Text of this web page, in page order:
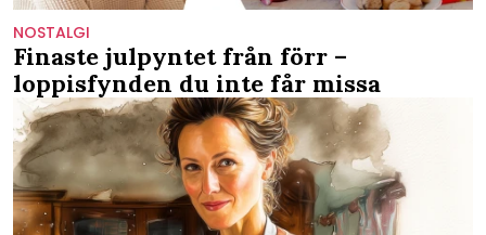
NOSTALGI
Finaste julpyntet från förr –
loppisfynden du inte får missa